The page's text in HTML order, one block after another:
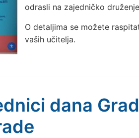
odrasli na zajedničko
O detaljima se možete
vaših učitelja.
dana